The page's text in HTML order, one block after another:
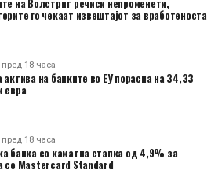
на Волстрит речиси непроменети,
го чекаат извештајот за вработеноста
пред 18 часа
актива на банките во ЕУ порасна на 34,33
евра
пред 18 часа
банка со каматна стапка од 4,9% за
со Mastercard Standard